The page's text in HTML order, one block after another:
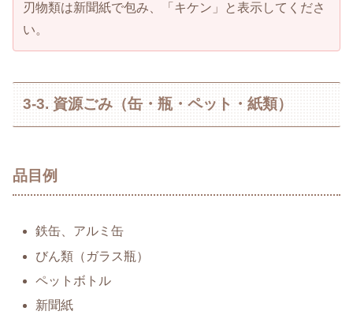
刃物類は新聞紙で包み、「キケン」と表示してくださ
い。
3-3. 資源ごみ（缶・瓶・ペット・紙類）
品目例
鉄缶、アルミ缶
びん類（ガラス瓶）
ペットボトル
新聞紙